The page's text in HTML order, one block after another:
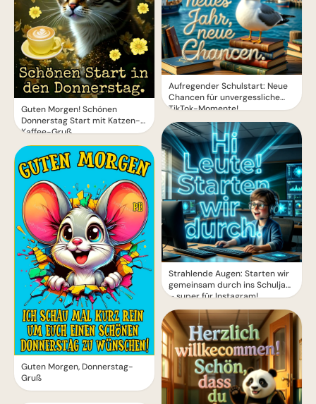
Guten Morgen! Schönen
Donnerstag Start mit Katzen-
Kaffee-Gruß
Guten Morgen, Donnerstag-
Gruß
Aufregender Schulstart: Neue
Chancen für unvergessliche
TikTok-Momente!
Strahlende Augen: Starten wir
gemeinsam durch ins Schuljahr
– super für Instagram!